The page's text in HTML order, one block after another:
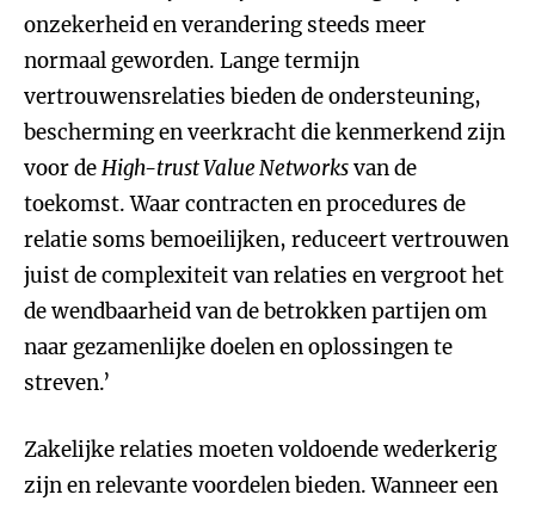
onzekerheid en verandering steeds meer
normaal geworden. Lange termijn
vertrouwensrelaties bieden de ondersteuning,
bescherming en veerkracht die kenmerkend zijn
voor deHigh-trust Value Networksvan de
toekomst. Waar contracten en procedures de
relatie soms bemoeilijken, reduceert vertrouwen
juist de complexiteit van relaties en vergroot het
de wendbaarheid van de betrokken partijen om
naar gezamenlijke doelen en oplossingen te
streven.’
Zakelijke relaties moeten voldoende wederkerig
zijn en relevante voordelen bieden. Wanneer een